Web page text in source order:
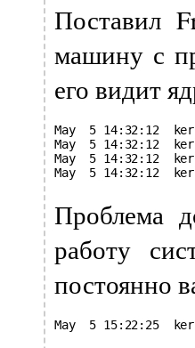
Поставил
машину с
его видит
May  5 14:32:12
May  5 14:32:12
May  5 14:32:12
May  5 14:32:12
Проблема
работу
постоянно
May  5 15:22:25